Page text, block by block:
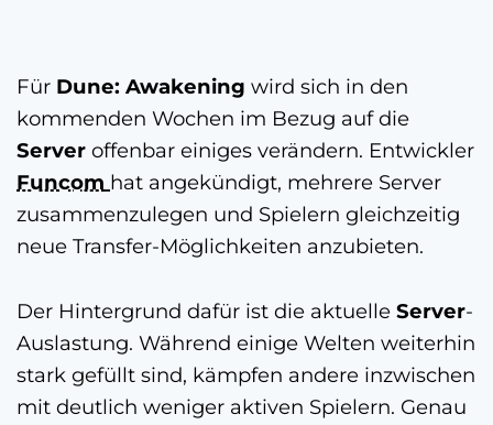
Für Dune: Awakening wird sich in den
kommenden Wochen im Bezug auf die
Server offenbar einiges verändern. Entwickler
Funcom hat angekündigt, mehrere Server
zusammenzulegen und Spielern gleichzeitig
neue Transfer-Möglichkeiten anzubieten.
Der Hintergrund dafür ist die aktuelle Server-
Auslastung. Während einige Welten weiterhin
stark gefüllt sind, kämpfen andere inzwischen
mit deutlich weniger aktiven Spielern. Genau